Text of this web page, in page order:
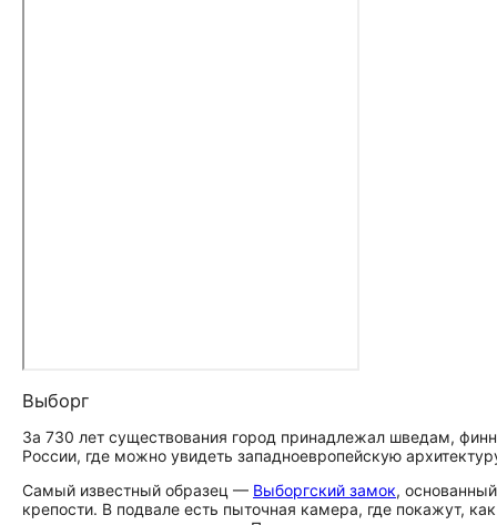
Выборг
За 730 лет существования город принадлежал шведам,
России, где можно увидеть западноевропейскую
Самый известный образец — Выборгский замок,
крепости. В подвале есть пыточная камера, где покажут,